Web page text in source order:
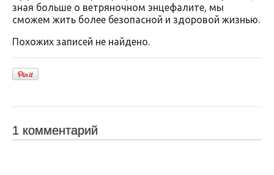
зная больше о ветряночном энцефалите, мы
сможем жить более безопасной и здоровой жизнью.
Похожих записей не найдено.
1 комментарий